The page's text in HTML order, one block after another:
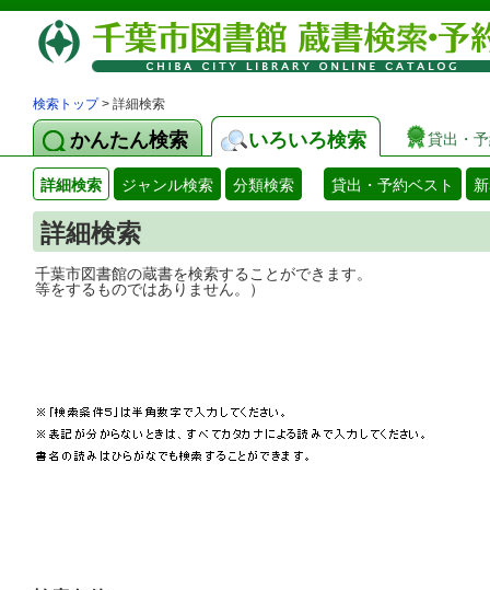
検索トップ> 詳細検索
かんたん検索 いろいろ検索 貸出・
詳細検索 ジャンル検索 分類検索 貸出・予約ベスト
詳細検索
千葉市図書館の蔵書を検索することがで
等をするものではありません。）